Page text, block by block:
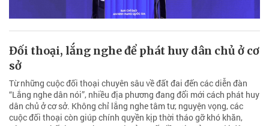
Đối thoại, lắng nghe để phát huy dân chủ ở cơ
sở
Từ những cuộc đối thoại chuyên sâu về đất đai đến các diễn đàn
“Lắng nghe dân nói”, nhiều địa phương đang đổi mới cách phát huy
dân chủ ở cơ sở. Không chỉ lắng nghe tâm tư, nguyện vọng, các
cuộc đối thoại còn giúp chính quyền kịp thời tháo gỡ khó khăn,